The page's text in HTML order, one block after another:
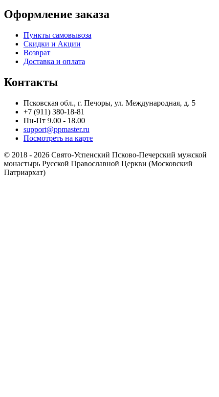
Оформление заказа
Пункты самовывоза
Скидки и Акции
Возврат
Доставка и оплата
Контакты
Псковская обл., г. Печоры, ул. Международная, д. 5
+7 (911) 380-18-81
Пн-Пт 9.00 - 18.00
support@ppmaster.ru
Посмотреть на карте
© 2018 - 2026 Свято-Успенский Псково-Печерский мужской
монастырь Русской Православной Церкви (Московский
Патриархат)